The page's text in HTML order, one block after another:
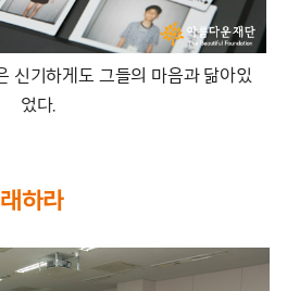
신기하게도 그들의 마음과 닮아있
었다.
하라